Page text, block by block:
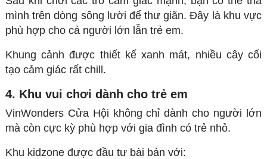
mình trên dòng sông lười để thư giãn. Đây là khu vực
phù hợp cho cả người lớn lẫn trẻ em.
Khung cảnh được thiết kế xanh mát, nhiều cây cối
tạo cảm giác rất chill.
4. Khu vui chơi dành cho trẻ em
VinWonders Cửa Hội không chỉ dành cho người lớn
mà còn cực kỳ phù hợp với gia đình có trẻ nhỏ.
Khu kidzone được đầu tư bài bản với: